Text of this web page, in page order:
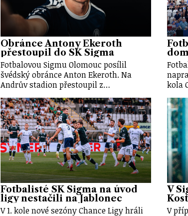
Obránce Antony Ekeroth
přestoupil do SK Sigma
Fotbalovou Sigmu Olomouc posílil
švédský obránce Anton Ekeroth. Na
Andrův stadion přestoupil z…
kola
Fotbalisté SK Sigma na úvod
ligy nestačili na Jablonec
V 1. kole nové sezóny Chance Ligy hráli
V
V